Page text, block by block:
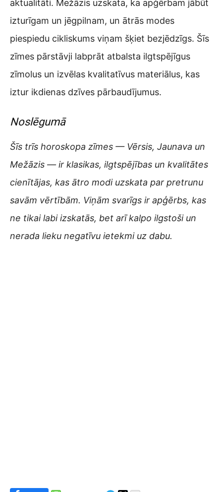
aktualitāti. Mežāzis uzskata, ka apģērbam jābūt
izturīgam un jēgpilnam, un ātrās modes
piespiedu cikliskums viņam šķiet bezjēdzīgs. Šīs
zīmes pārstāvji labprāt atbalsta ilgtspējīgus
zīmolus un izvēlas kvalitatīvus materiālus, kas
iztur ikdienas dzīves pārbaudījumus.
Noslēgumā
Šīs trīs horoskopa zīmes — Vērsis, Jaunava un
Mežāzis — ir klasikas, ilgtspējības un kvalitātes
cienītājas, kas ātro modi uzskata par pretrunu
savām vērtībām. Viņām svarīgs ir apģērbs, kas
ne tikai labi izskatās, bet arī kalpo ilgstoši un
nerada lieku negatīvu ietekmi uz dabu.